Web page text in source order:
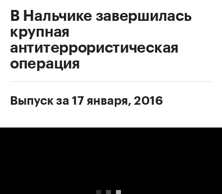
В Нальчике завершилась
крупная
антитеррористическая
операция
Выпуск за 17 января, 2016